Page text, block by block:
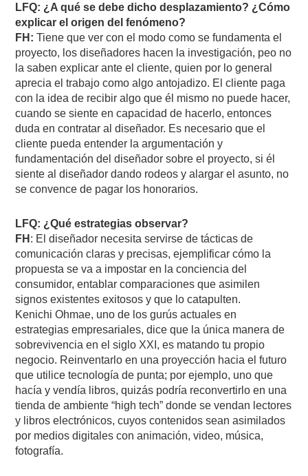
LFQ: ¿A qué se debe dicho desplazamiento? ¿Cómo
explicar el origen del fenómeno?
FH: Tiene que ver con el modo como se fundamenta el
proyecto, los diseñadores hacen la investigación, peo no
la saben explicar ante el cliente, quien por lo general
aprecia el trabajo como algo antojadizo. El cliente paga
con la idea de recibir algo que él mismo no puede hacer,
cuando se siente en capacidad de hacerlo, entonces
duda en contratar al diseñador. Es necesario que el
cliente pueda entender la argumentación y
fundamentación del diseñador sobre el proyecto, si él
siente al diseñador dando rodeos y alargar el asunto, no
se convence de pagar los honorarios.
LFQ: ¿Qué estrategias observar?
FH : El diseñador necesita servirse de tácticas de
comunicación claras y precisas, ejemplificar cómo la
propuesta se va a impostar en la conciencia del
consumidor, entablar comparaciones que asimilen
signos existentes exitosos y que lo catapulten.
Kenichi Ohmae, uno de los gurús actuales en
estrategias empresariales, dice que la única manera de
sobrevivencia en el siglo XXI, es matando tu propio
negocio. Reinventarlo en una proyección hacia el futuro
que utilice tecnología de punta; por ejemplo, uno que
hacía y vendía libros, quizás podría reconvertirlo en una
tienda de ambiente “high tech” donde se vendan lectores
y libros electrónicos, cuyos contenidos sean asimilados
por medios digitales con animación, video, música,
fotografía.